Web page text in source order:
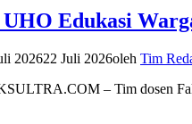
UHO Edukasi
202622 Juli 2026oleh Tim
– Tim dosen